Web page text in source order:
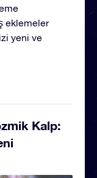
eklemeler
yeni ve
Kalp: